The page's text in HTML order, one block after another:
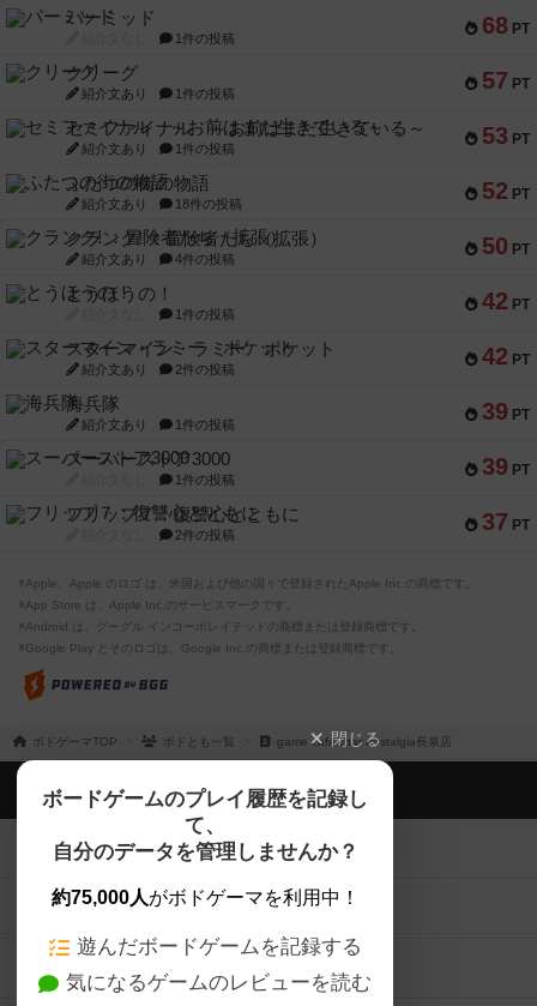
68 PT
パーミッド
1件の投稿
57 PT
クリーグ
紹介文あり 1件の投稿
53 PT
セミファイナル ～お前はまだ生きている～
紹介文あり 1件の投稿
52 PT
ふたつの街の物語
紹介文あり 18件の投稿
50 PT
クランク! ：冒険者たち（拡張）
紹介文あり 4件の投稿
42 PT
とうほうの！
1件の投稿
42 PT
スターマイン・ラミー ポケット
紹介文あり 2件の投稿
39 PT
海兵隊
紹介文あり 1件の投稿
39 PT
スーパーストア3000
1件の投稿
37 PT
フリップ７：復讐心とともに
2件の投稿
※Apple、Apple のロゴ は、米国および他の国々で登録されたApple Inc.の商標です。
※App Store は、Apple Inc.のサービスマークです。
※Android は、グーグル インコーポレイテッドの商標または登録商標です。
※Google Play とそのロゴは、Google Inc.の商標または登録商標です。
ボドゲーマTOP ボドとも一覧 game cafe&bar nostalgia長泉店
閉じる
ボードゲームのプレイ履歴を記録し
て、
自分のデータを管理しませんか？
約75,000人がボドゲーマを利用中！
遊んだボードゲームを記録する
気になるゲームのレビューを読む
ボドゲーマTOP
ボードゲームを検索する
ボードゲームの新着レビュー
ボードゲーム会情報